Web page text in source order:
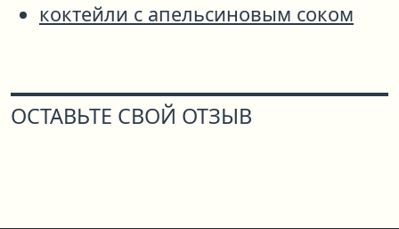
коктейли с апельсиновым соком
ОСТАВЬТЕ СВОЙ ОТЗЫВ